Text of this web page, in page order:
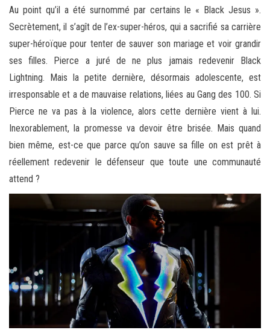
Au point qu’il a été surnommé par certains le « Black Jesus ».
Secrètement, il s’agît de l’ex-super-héros, qui a sacrifié sa carrière
super-héroïque pour tenter de sauver son mariage et voir grandir
ses filles. Pierce a juré de ne plus jamais redevenir Black
Lightning. Mais la petite dernière, désormais adolescente, est
irresponsable et a de mauvaise relations, liées au Gang des 100. Si
Pierce ne va pas à la violence, alors cette dernière vient à lui.
Inexorablement, la promesse va devoir être brisée. Mais quand
bien même, est-ce que parce qu’on sauve sa fille on est prêt à
réellement redevenir le défenseur que toute une communauté
attend ?